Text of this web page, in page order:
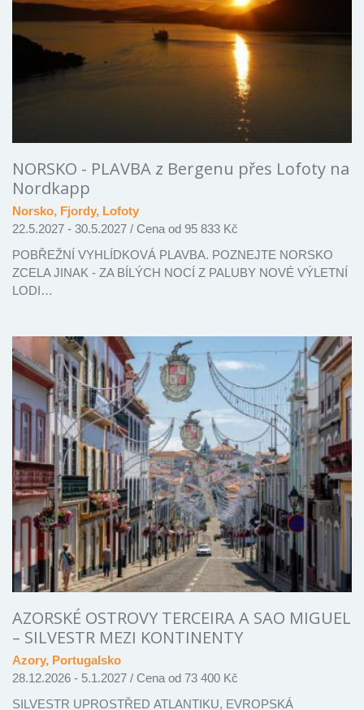
NORSKO - PLAVBA z Bergenu přes Lofoty na
Nordkapp
Norsko, Fjordy, Lofoty
22.5.2027 - 30.5.2027 / Cena od 95 833 Kč
POBŘEŽNÍ VYHLÍDKOVÁ PLAVBA. POZNEJTE NORSKO
ZCELA JINAK - ZA BÍLÝCH NOCÍ Z PALUBY NOVÉ VÝLETNÍ
LODI…
AZORSKÉ OSTROVY TERCEIRA A SAO MIGUEL
– SILVESTR MEZI KONTINENTY
Azory, Portugalsko
28.12.2026 - 5.1.2027 / Cena od 73 400 Kč
SILVESTR UPROSTŘED ATLANTIKU, EVROPSKÁ